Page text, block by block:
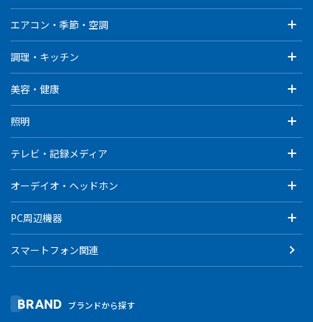
エアコン・季節・空調
調理・キッチン
美容・健康
照明
テレビ・記録メディア
オーデイオ・ヘッドホン
PC周辺機器
スマートフォン関連
BRAND ブランドから探す